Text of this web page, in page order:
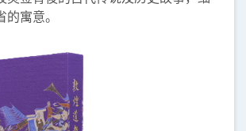
寓意。